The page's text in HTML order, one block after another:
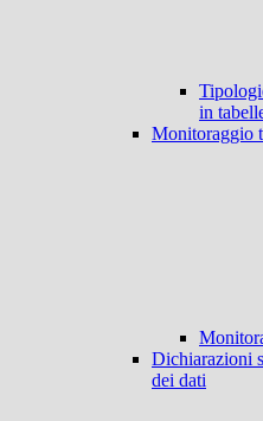
in
Monitoraggio
Dichiarazioni
dei dati